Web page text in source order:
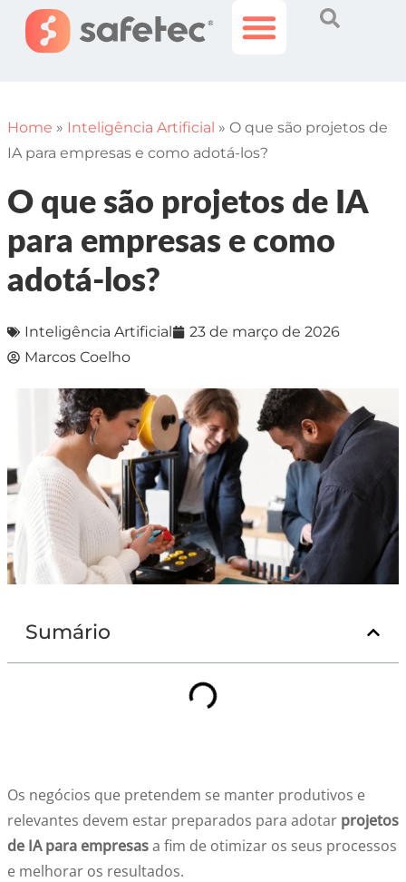
Home » Inteligência Artificial » O que são projetos de
IA para empresas e como adotá-los?
O que são projetos de IA
para empresas e como
adotá-los?
Inteligência Artificial
23 de março de 2026
Marcos Coelho
Sumário
Os negócios que pretendem se manter produtivos e
relevantes devem estar preparados para adotar projetos
de IA para empresasa fim de otimizar os seus processos
e melhorar os resultados.